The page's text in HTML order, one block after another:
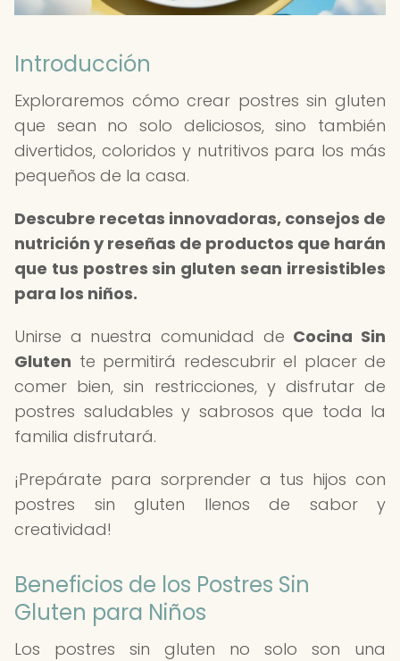
Introducción
Exploraremos cómo crear postres sin gluten
que sean no solo deliciosos, sino también
divertidos, coloridos y nutritivos para los más
pequeños de la casa.
Descubre recetas innovadoras, consejos de
nutrición y reseñas de productos que harán
que tus postres sin gluten sean irresistibles
para los niños.
Unirse a nuestra comunidad de Cocina Sin
Gluten te permitirá redescubrir el placer de
comer bien, sin restricciones, y disfrutar de
postres saludables y sabrosos que toda la
familia disfrutará.
¡Prepárate para sorprender a tus hijos con
postres sin gluten llenos de sabor y
creatividad!
Beneficios de los Postres Sin
Gluten para Niños
Los postres sin gluten no solo son una